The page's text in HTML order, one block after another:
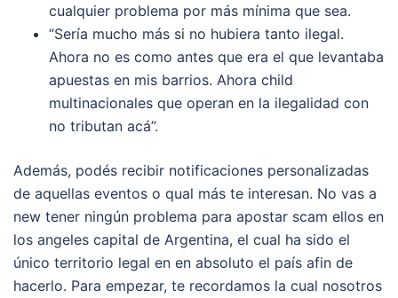
cualquier problema por más mínima que sea.
“Sería mucho más si no hubiera tanto ilegal.
Ahora no es como antes que era el que levantaba
apuestas en mis barrios. Ahora child
multinacionales que operan en la ilegalidad con
no tributan acá”.
Además, podés recibir notificaciones personalizadas
de aquellas eventos o qual más te interesan. No vas a
new tener ningún problema para apostar scam ellos en
los angeles capital de Argentina, el cual ha sido el
único territorio legal en en absoluto el país afin de
hacerlo. Para empezar, te recordamos la cual nosotros